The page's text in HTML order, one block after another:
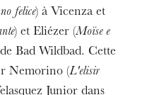
felice) à Vicenza et
) et Eliézer (Moïse e
Bad Wildbad. Cette
Nemorino (L'elisir
Junior dans